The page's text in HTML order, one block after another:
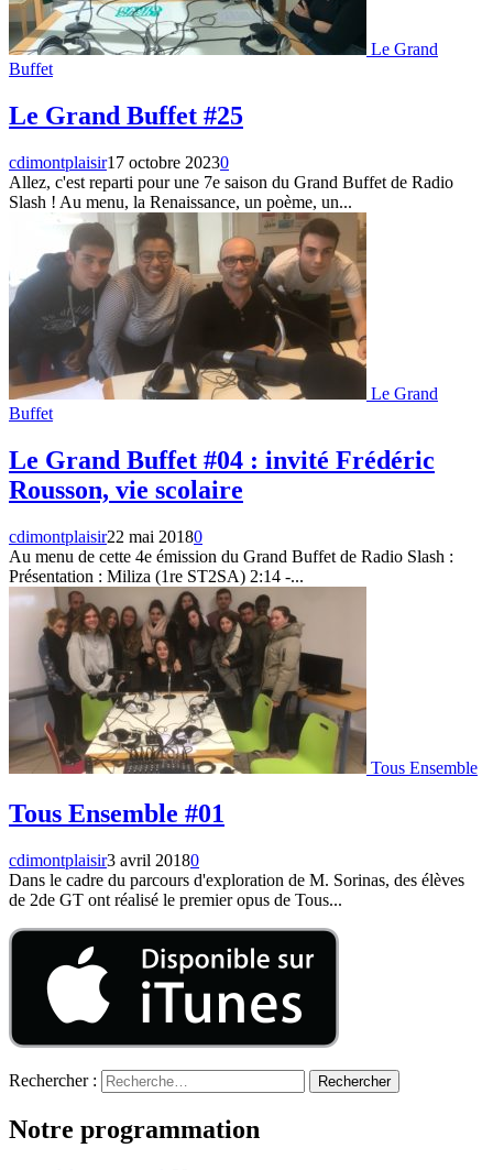
Le Grand
Buffet
Le Grand Buffet #25
cdimontplaisir17 octobre 20230
Allez, c'est reparti pour une 7e saison du Grand Buffet de Radio
Slash ! Au menu, la Renaissance, un poème, un...
Le Grand
Buffet
Le Grand Buffet #04 : invité Frédéric
Rousson, vie scolaire
cdimontplaisir22 mai 20180
Au menu de cette 4e émission du Grand Buffet de Radio Slash :
Présentation : Miliza (1re ST2SA) 2:14 -...
Tous Ensemble
Tous Ensemble #01
cdimontplaisir3 avril 20180
Dans le cadre du parcours d'exploration de M. Sorinas, des élèves
de 2de GT ont réalisé le premier opus de Tous...
Rechercher :
Notre programmation